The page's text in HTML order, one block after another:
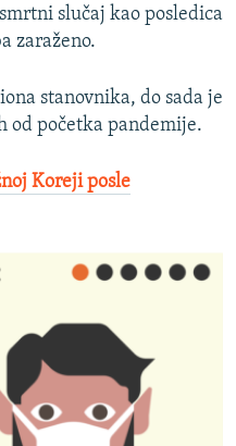
slučaj kao posledica
zaraženo.
stanovnika, do sada je
od početka pandemije.
Koreji posle